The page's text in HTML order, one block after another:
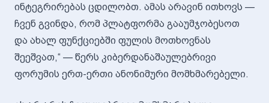
ინტეგრირებას ცდილობთ. ამას არავინ ითხოვს —
ჩვენ გვინდა, რომ პლატფორმა გააუმჯობესოთ
და ახალ ფუნქციებში ფულის მოთხოვნას
შეეშვათ,“ — წერს კიბერდანაშაულებრივი
ფორუმის ერთ-ერთი ანონიმური მომხმარებელი.